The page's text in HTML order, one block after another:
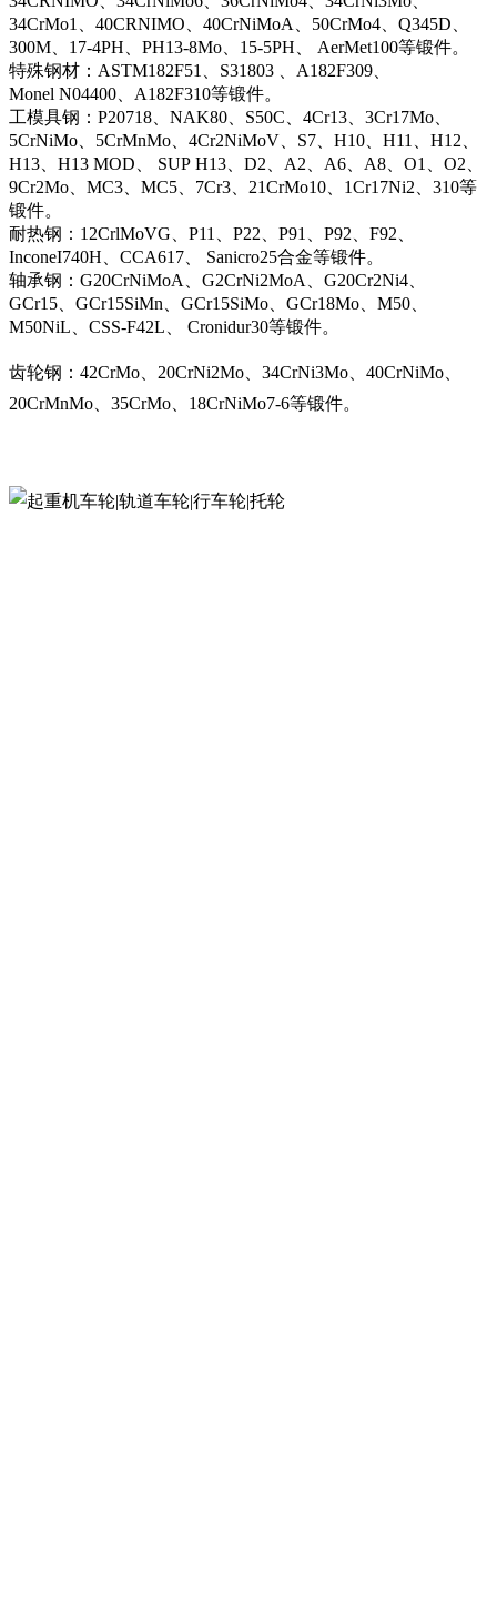
34CrMo1、40CRNIMO、40CrNiMoA、50CrMo4、Q345D、
300M、17-4PH、PH13-8Mo、15-5PH、 AerMet100等锻件。
特殊钢材：ASTM182F51、S31803 、A182F309、
Monel N04400、A182F310等锻件。
工模具钢：P20718、NAK80、S50C、4Cr13、3Cr17Mo、
5CrNiMo、5CrMnMo、4Cr2NiMoV、S7、H10、H11、H12、
H13、H13 MOD、 SUP H13、D2、A2、A6、A8、O1、O2、
9Cr2Mo、MC3、MC5、7Cr3、21CrMo10、1Cr17Ni2、310等
锻件。
耐热钢：12CrlMoVG、P11、P22、P91、P92、F92、
InconeI740H、CCA617、 Sanicro25合金等锻件。
轴承钢：G20CrNiMoA、G2CrNi2MoA、G20Cr2Ni4、
GCr15、GCr15SiMn、GCr15SiMo、GCr18Mo、M50、
M50NiL、CSS-F42L、 Cronidur30等锻件。
齿轮钢：42CrMo、20CrNi2Mo、34CrNi3Mo、40CrNiMo、
20CrMnMo、35CrMo、18CrNiMo7-6等锻件。